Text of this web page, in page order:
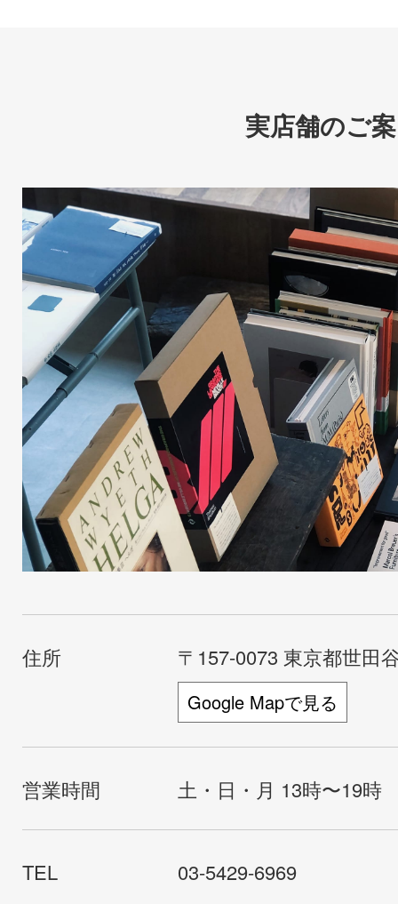
実店舗のご
住所 〒157-0073 東京都世田
Google Mapで見る
営業時間 土・日・月 13時〜19時
TEL 03-5429-6969